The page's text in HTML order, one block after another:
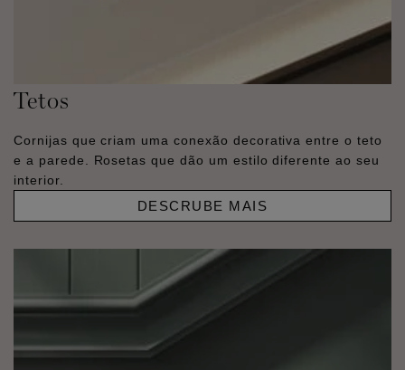
Tetos
Cornijas que criam uma conexão decorativa entre o teto
e a parede. Rosetas que dão um estilo diferente ao seu
interior.
DESCRUBE MAIS